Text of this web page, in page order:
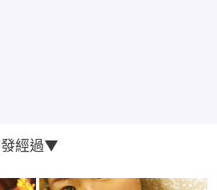
經過▼